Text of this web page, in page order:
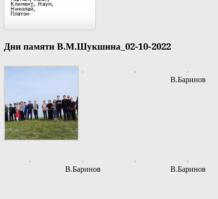
Дни памяти В.М.Шукшина_02-10-2022
В.Баринов
В.Баринов В.Баринов